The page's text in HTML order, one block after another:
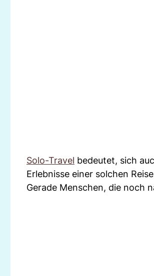
Solo-Travel bedeutet, sich
Erlebnisse einer solchen
Gerade Menschen, die noch